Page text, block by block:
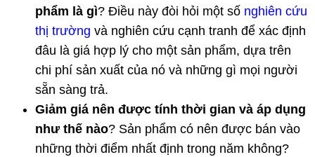
phẩm là gì? Điều này đòi hỏi một số nghiên cứu
thị trường và nghiên cứu cạnh tranh để xác định
đâu là giá hợp lý cho một sản phẩm, dựa trên
chi phí sản xuất của nó và những gì mọi người
sẵn sàng trả.
Giảm giá nên được tính thời gian và áp dụng
như thế nào? Sản phẩm có nên được bán vào
những thời điểm nhất định trong năm không?